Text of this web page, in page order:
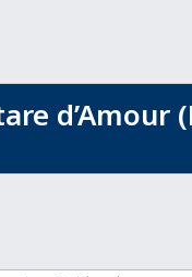
d’Amour